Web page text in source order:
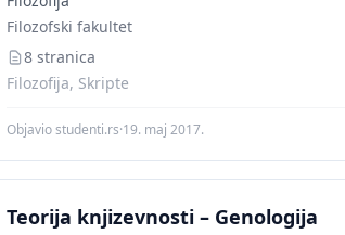
Filozofski fakultet
8 stranica
Filozofija, Skripte
Objavio studenti.rs·19. maj 2017.
Teorija knjizevnosti – Genologija